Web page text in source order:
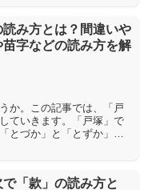
読み方とは？間違いや
字などの読み方を解
か。この記事では、「戸
ていきます。「戸塚」で
とづか」と「とずか」
「款」の読み方と